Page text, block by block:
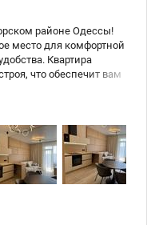
районе Одессы!
место для комфортной
Квартира
что обеспечит вам
студия, гардеробная,
кофе с видом на
мебель,
машина,
Также доступен
стать первым жильцом
на просмотр